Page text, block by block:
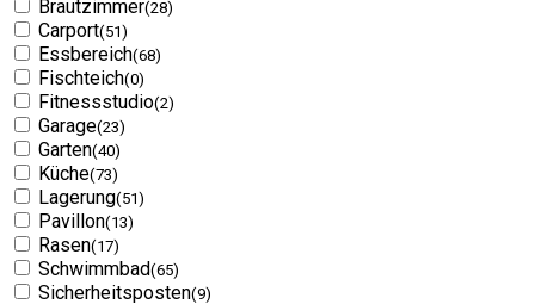
Brautzimmer(28)
Carport(51)
Essbereich(68)
Fischteich(0)
Fitnessstudio(2)
Garage(23)
Garten(40)
Küche(73)
Lagerung(51)
Pavillon(13)
Rasen(17)
Schwimmbad(65)
Sicherheitsposten(9)